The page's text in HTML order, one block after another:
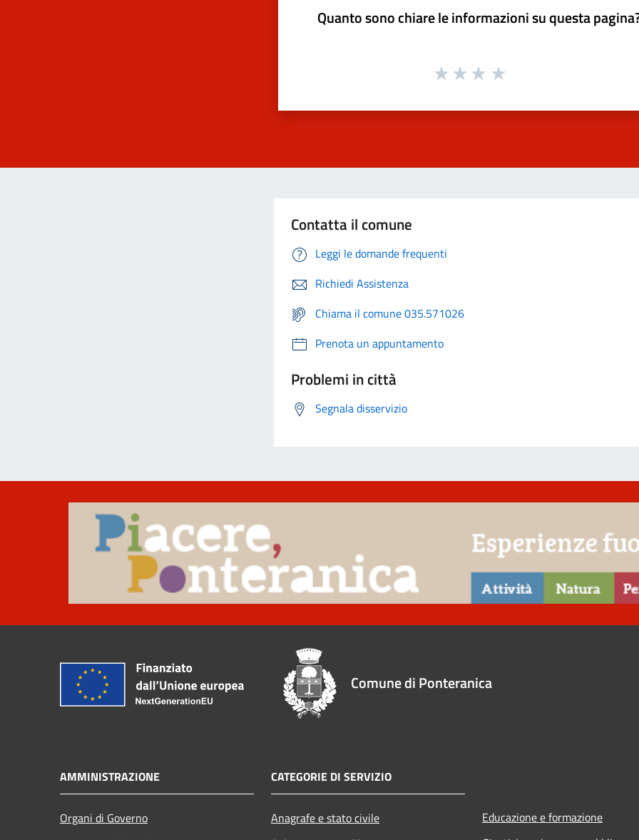
Quanto sono chiare le informazioni su questa
Contatta il comune
Leggi le domande frequenti
Richiedi Assistenza
Chiama il comune 035.571026
Prenota un appuntamento
Problemi in città
Segnala disservizio
Comune di Ponteranica
AMMINISTRAZIONE
Organi di Governo
CATEGORIE DI SERVIZIO
Anagrafe e stato civile
Educazione e formazione